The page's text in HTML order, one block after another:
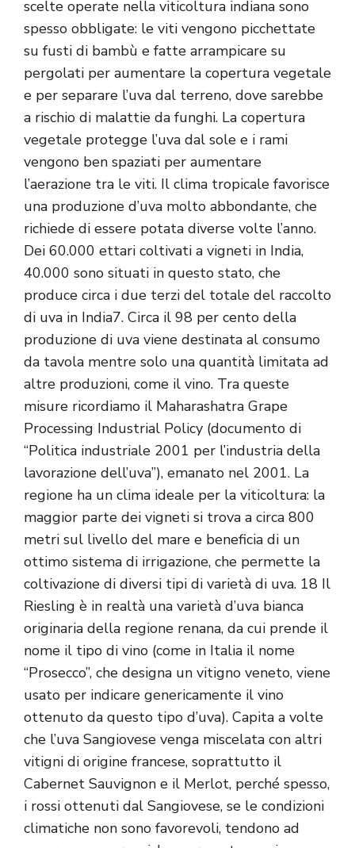
scelte operate nella viticoltura indiana sono
spesso obbligate: le viti vengono picchettate
su fusti di bambù e fatte arrampicare su
pergolati per aumentare la copertura vegetale
e per separare l’uva dal terreno, dove sarebbe
a rischio di malattie da funghi. La copertura
vegetale protegge l’uva dal sole e i rami
vengono ben spaziati per aumentare
l’aerazione tra le viti. Il clima tropicale favorisce
una produzione d’uva molto abbondante, che
richiede di essere potata diverse volte l’anno.
Dei 60.000 ettari coltivati a vigneti in India,
40.000 sono situati in questo stato, che
produce circa i due terzi del totale del raccolto
di uva in India7. Circa il 98 per cento della
produzione di uva viene destinata al consumo
da tavola mentre solo una quantità limitata ad
altre produzioni, come il vino. Tra queste
misure ricordiamo il Maharashatra Grape
Processing Industrial Policy (documento di
“Politica industriale 2001 per l’industria della
lavorazione dell’uva”), emanato nel 2001. La
regione ha un clima ideale per la viticoltura: la
maggior parte dei vigneti si trova a circa 800
metri sul livello del mare e beneficia di un
ottimo sistema di irrigazione, che permette la
coltivazione di diversi tipi di varietà di uva. 18 Il
Riesling è in realtà una varietà d’uva bianca
originaria della regione renana, da cui prende il
nome il tipo di vino (come in Italia il nome
“Prosecco”, che designa un vitigno veneto, viene
usato per indicare genericamente il vino
ottenuto da questo tipo d’uva). Capita a volte
che l’uva Sangiovese venga miscelata con altri
vitigni di origine francese, soprattutto il
Cabernet Sauvignon e il Merlot, perché spesso,
i rossi ottenuti dal Sangiovese, se le condizioni
climatiche non sono favorevoli, tendono ad